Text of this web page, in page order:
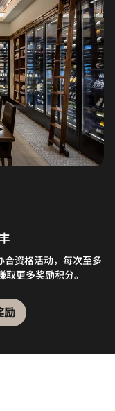
资格活动，每次至多
更多奖励积分。
励